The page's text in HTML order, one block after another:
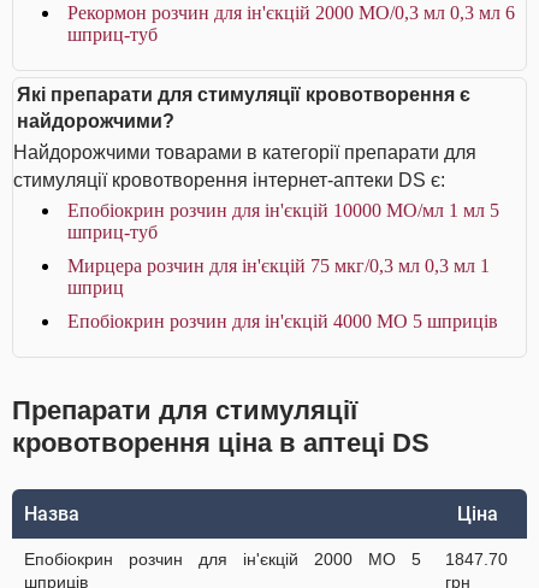
Рекормон розчин для ін'єкцій 2000 МО/0,3 мл 0,3 мл 6
шприц-туб
Які препарати для стимуляції кровотворення є
найдорожчими?
Найдорожчими товарами в категорії препарати для
стимуляції кровотворення інтернет-аптеки DS є:
Епобіокрин розчин для ін'єкцій 10000 МО/мл 1 мл 5
шприц-туб
Мирцера розчин для ін'єкцій 75 мкг/0,3 мл 0,3 мл 1
шприц
Епобіокрин розчин для ін'єкцій 4000 МО 5 шприців
Препарати для стимуляції
кровотворення ціна в аптеці DS
Назва Ціна
Епобіокрин розчин для ін'єкцій 2000 МО 5
шприців
1847.70
грн